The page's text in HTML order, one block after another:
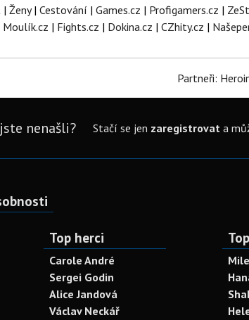
| Ženy| Cestování | Games.cz | Profigamers.cz |
Moulík.cz | Fights.cz | Dokina.cz | CZhity.cz |
Partneři:
nenašli? Stačí se jen zaregistrovata
Top herci
Carole André
Sergei Godin
Alice Jandová
Václav Neckář